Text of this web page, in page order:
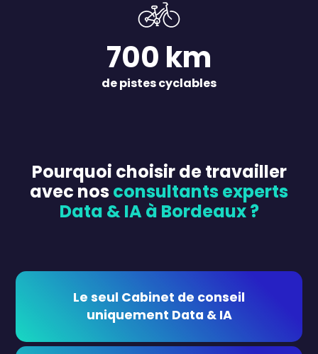
700 km
de pistes cyclables
Pourquoi choisir de travailler
avec nos consultants experts
Data & IA à Bordeaux ?
Le seul Cabinet de conseil
uniquement Data & IA